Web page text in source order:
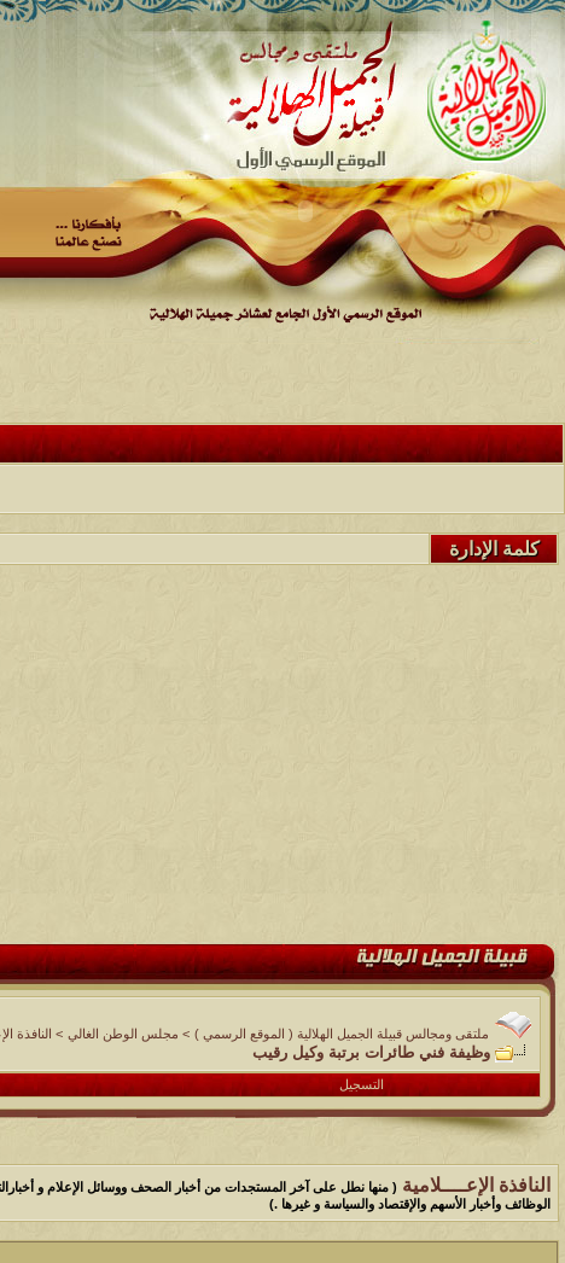
كلمة الإدارة
ملتقى ومجالس قبيلة الجميل الهلالية ( الموقع الرسمي ) > مجلس الوطن الغالي > النافذة
وظيفة فني طائرات برتبة وكيل رقيب
التسجيل
النافذة الإعــــلامية ( منها نطل على آخر المستجدات من أخبار الصحف ووسائل الإعلام و
الوظائف وأخبار الأسهم والإقتصاد والسياسة و غيرها .)